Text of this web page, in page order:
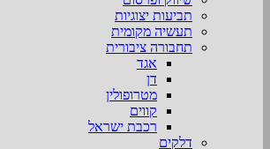
תביעות יצוגיות
תעשיה מקומית
תחבורה ציבורית
אגד
דן
מטרופולין
קווים
רכבת ישראל
דלקים